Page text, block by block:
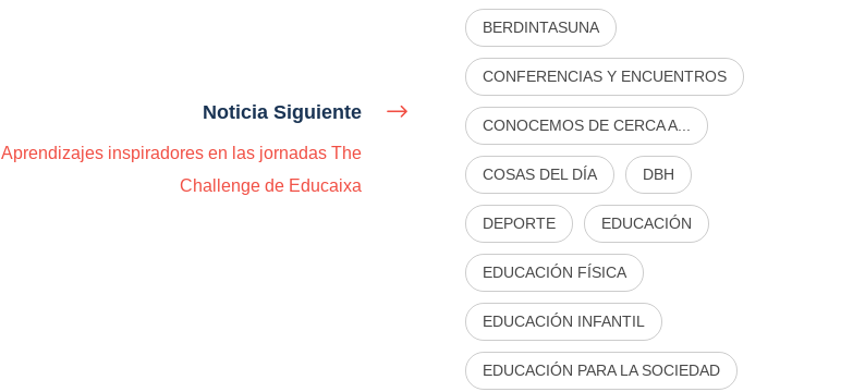
Noticia Siguiente
Aprendizajes inspiradores en las jornadas The
Challenge de Educaixa
BERDINTASUNA
CONFERENCIAS Y ENCUENTROS
CONOCEMOS DE CERCA A...
COSAS DEL DÍA DBH
DEPORTE EDUCACIÓN
EDUCACIÓN FÍSICA
EDUCACIÓN INFANTIL
EDUCACIÓN PARA LA SOCIEDAD